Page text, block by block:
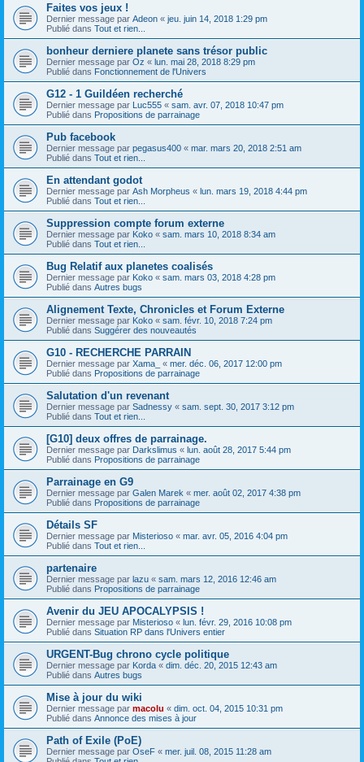
Faites vos jeux !
Dernier message par Adeon « jeu. juin 14, 2018 1:29 pm
Publié dans Tout et rien...
bonheur derniere planete sans trésor public
Dernier message par Oz « lun. mai 28, 2018 8:29 pm
Publié dans Fonctionnement de l'Univers
G12 - 1 Guildéen recherché
Dernier message par Luc555 « sam. avr. 07, 2018 10:47 pm
Publié dans Propositions de parrainage
Pub facebook
Dernier message par pegasus400 « mar. mars 20, 2018 2:51 am
Publié dans Tout et rien...
En attendant godot
Dernier message par Ash Morpheus « lun. mars 19, 2018 4:44 pm
Publié dans Tout et rien...
Suppression compte forum externe
Dernier message par Koko « sam. mars 10, 2018 8:34 am
Publié dans Tout et rien...
Bug Relatif aux planetes coalisés
Dernier message par Koko « sam. mars 03, 2018 4:28 pm
Publié dans Autres bugs
Alignement Texte, Chronicles et Forum Externe
Dernier message par Koko « sam. févr. 10, 2018 7:24 pm
Publié dans Suggérer des nouveautés
G10 - RECHERCHE PARRAIN
Dernier message par Xama_ « mer. déc. 06, 2017 12:00 pm
Publié dans Propositions de parrainage
Salutation d'un revenant
Dernier message par Sadnessy « sam. sept. 30, 2017 3:12 pm
Publié dans Tout et rien...
[G10] deux offres de parrainage.
Dernier message par Darkslimus « lun. août 28, 2017 5:44 pm
Publié dans Propositions de parrainage
Parrainage en G9
Dernier message par Galen Marek « mer. août 02, 2017 4:38 pm
Publié dans Propositions de parrainage
Détails SF
Dernier message par Misterioso « mar. avr. 05, 2016 4:04 pm
Publié dans Tout et rien...
partenaire
Dernier message par lazu « sam. mars 12, 2016 12:46 am
Publié dans Propositions de parrainage
Avenir du JEU APOCALYPSIS !
Dernier message par Misterioso « lun. févr. 29, 2016 10:08 pm
Publié dans Situation RP dans l'Univers entier
URGENT-Bug chrono cycle politique
Dernier message par Korda « dim. déc. 20, 2015 12:43 am
Publié dans Autres bugs
Mise à jour du wiki
Dernier message par macolu « dim. oct. 04, 2015 10:31 pm
Publié dans Annonce des mises à jour
Path of Exile (PoE)
Dernier message par OseF « mer. juil. 08, 2015 11:28 am